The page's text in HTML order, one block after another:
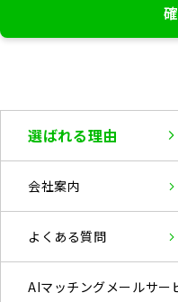
選ばれる理由
会社案内
AIマッチングメールサー
よくある質問